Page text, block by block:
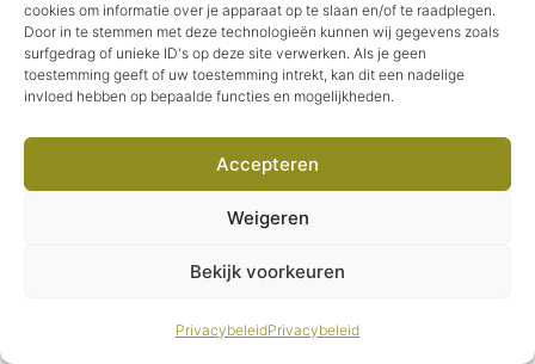
cookies om informatie over je apparaat op te slaan en/of te raadplegen.
Door in te stemmen met deze technologieën kunnen wij gegevens zoals
surfgedrag of unieke ID's op deze site verwerken. Als je geen
toestemming geeft of uw toestemming intrekt, kan dit een nadelige
invloed hebben op bepaalde functies en mogelijkheden.
Accepteren
Weigeren
Bekijk voorkeuren
PrivacybeleidPrivacybeleid
Mijn naam, e-mail en site opslaan in deze
browser voor de volgende keer wanneer ik
Item toegevoegd aan